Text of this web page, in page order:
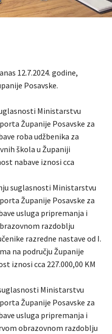
12.7.2024. godine,
Posavske.
Ministarstvu
Županije Posavske za
roba udžbenika za
škola u Županiji
nabave iznosi cca
suglasnosti Ministarstvu
Županije Posavske za
usluga pripremanja i
razdoblju
razredne nastave od I.
na području Županije
iznosi cca 227.000,00 KM
Ministarstvu
Županije Posavske za
usluga pripremanja i
obrazovnom razdoblju